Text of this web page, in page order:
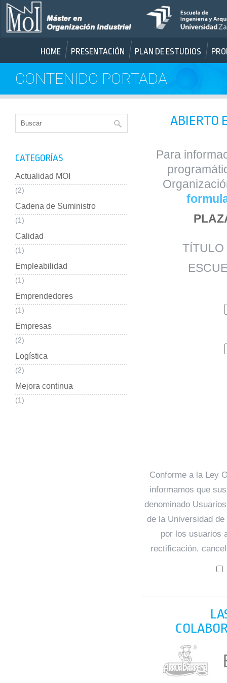
HOME PRESENTACIÓN PLAN DE ESTUDIOS
CONTENIDO PORTADA
ABIERTO
Para
TÍTULO
Conforme a la Ley
informamos que
denominado
de la Universidad
por los usuarios
rectificación,
CATEGORÍAS
Actualidad MOI
(2)
Cadena de Suministro
(1)
Calidad
(1)
Empleabilidad
(1)
Emprendedores
(1)
Empresas
(2)
Logística
(2)
Mejora continua
(1)